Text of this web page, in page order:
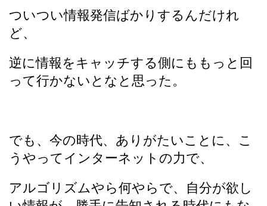
ついつい情報発信ばかりするんだけれ
ど、
逆に情報をキャッチする側にももっと回
って行かないとなと思った。
でも、今の時代、ありがたいことに、こ
うやってインターネットの力で、
アルゴリズムやら何やらで、自分が欲し